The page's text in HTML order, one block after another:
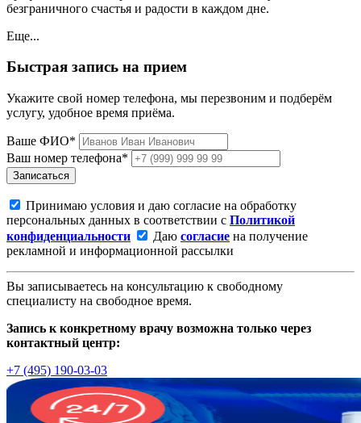
безграничного счастья и радости в каждом дне.
Еще...
Быстрая запись на прием
Укажите свой номер телефона, мы перезвоним и подберём
услугу, удобное время приёма.
Ваше ФИО*
Ваш номер телефона*
Записаться
Принимаю условия и даю согласие на обработку
персональных данных в соответствии с Политикой
конфиденциальности
Даю согласие на получение
рекламной и информационной рассылки
Вы записываетесь на консультацию к свободному
специалисту на свободное время.
Запись к конкретному врачу возможна только через
контактный центр:
+7 (495) 190-03-03